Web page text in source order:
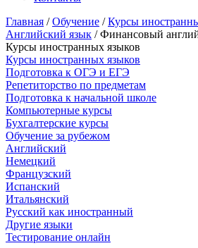
Главная /Обучение /Курсы
Английский язык / Финансовый
Курсы иностранных языков
Курсы иностранных языков
Подготовка к ОГЭ и ЕГЭ
Репетиторство по предметам
Подготовка к начальной школе
Компьютерные курсы
Бухгалтерские курсы
Обучение за рубежом
Английский
Немецкий
Французский
Испанский
Итальянский
Русский как иностранный
Другие языки
Тестирование онлайн